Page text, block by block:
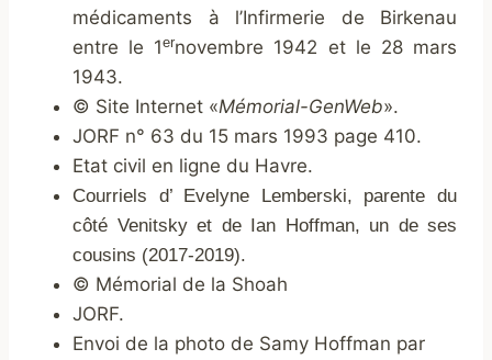
médicaments à l’Infirmerie de Birkenau
entre le 1ernovembre 1942 et le 28 mars
1943.
© Site Internet «Mémorial-GenWeb».
JORF n° 63 du 15 mars 1993 page 410.
Etat civil en ligne du Havre.
Courriels d’ Evelyne Lemberski, parente du
côté Venitsky et de Ian Hoffman, un de ses
cousins (2017-2019).
© Mémorial de la Shoah
JORF.
Envoi de la photo de Samy Hoffman par